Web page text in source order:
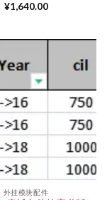
¥1,640.00
外挂模块配件